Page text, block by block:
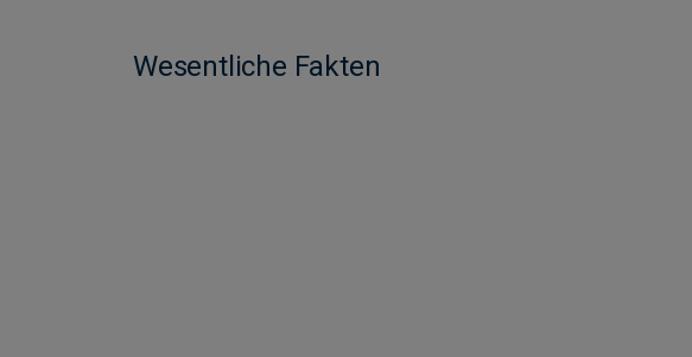
Wesentliche Fakten